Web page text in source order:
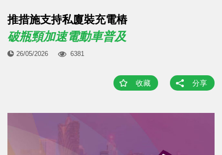
推措施支持私廈裝充電樁
破瓶頸加速電動車普及
26/05/2026 6381
收藏 分享